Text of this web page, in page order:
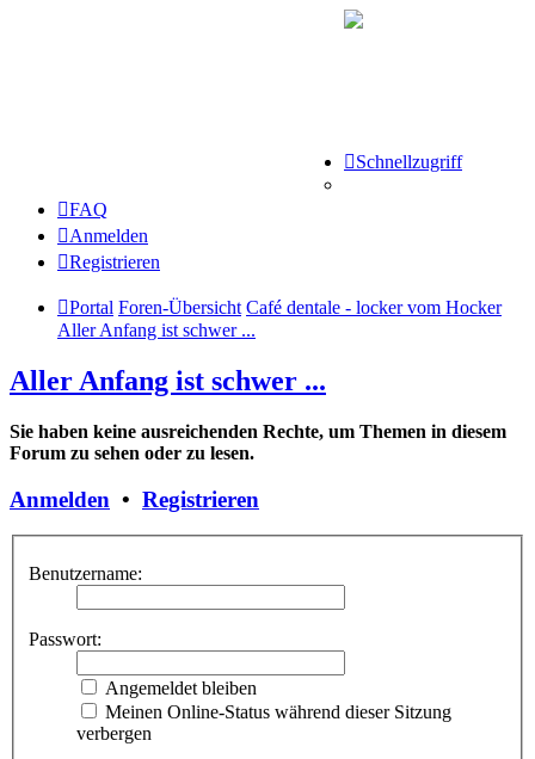
Schnellzugriff
FAQ
Anmelden
Registrieren
Portal Foren-Übersicht Café dentale - locker vom Hocker
Aller Anfang ist schwer ...
Aller Anfang ist schwer ...
Sie haben keine ausreichenden Rechte, um Themen in diesem
Forum zu sehen oder zu lesen.
Anmelden • Registrieren
Benutzername:
Passwort:
Angemeldet bleiben
Meinen Online-Status während dieser Sitzung
verbergen